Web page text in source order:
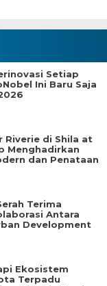
Setiap
Ini Baru Saja
Riverie di Shila at
Menghadirkan
dan Penataan
Terima
Antara
Development
Ekosistem
Terpadu